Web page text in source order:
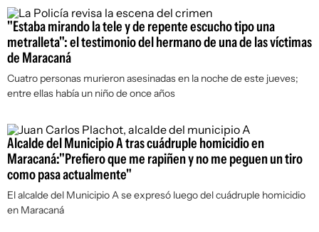
"Estaba mirando la tele y de repente escucho tipo una
metralleta": el testimonio del hermano de una de las víctimas
de Maracaná
Cuatro personas murieron asesinadas en la noche de este jueves;
entre ellas había un niño de once años
Alcalde del Municipio A tras cuádruple homicidio en
Maracaná:"Prefiero que me rapiñen y no me peguen un tiro
como pasa actualmente"
El alcalde del Municipio A se expresó luego del cuádruple homicidio
en Maracaná